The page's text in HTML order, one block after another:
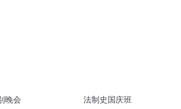
晚会 法制史国庆班